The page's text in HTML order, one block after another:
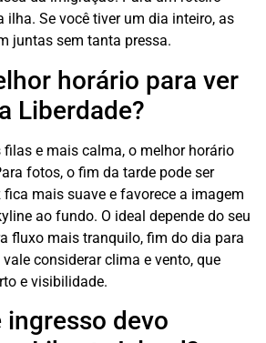
ilha. Se você tiver um dia inteiro, as
juntas sem tanta pressa.
horário para ver
Liberdade?
filas e mais calma, o melhor horário
fotos, o fim da tarde pode ser
fica mais suave e favorece a imagem
ao fundo. O ideal depende do seu
fluxo mais tranquilo, fim do dia para
considerar clima e vento, que
e visibilidade.
ingresso devo